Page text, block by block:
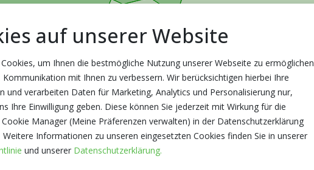
auf unserer Website
um Ihnen die bestmögliche Nutzung unserer Webseite zu ermöglichen
Kommunikation mit Ihnen zu verbessern. Wir berücksichtigen hierbei Ihre
und verarbeiten Daten für Marketing, Analytics und Personalisierung nur,
Ihre Einwilligung geben. Diese können Sie jederzeit mit Wirkung für die
Manager (Meine Präferenzen verwalten) in der Datenschutzerklärung
Weitere Informationen zu unseren eingesetzten Cookies finden Sie in unserer
und unserer Datenschutzerklärung.